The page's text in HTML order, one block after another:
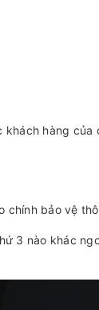
hàng
bảo vệ
3 nào khác